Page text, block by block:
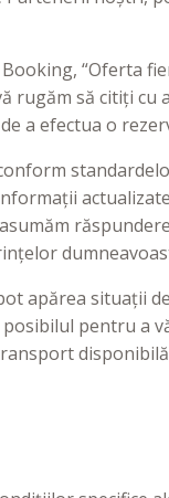
“Oferta
rugăm să citiți cu
a efectua o
apărea situații
pentru a